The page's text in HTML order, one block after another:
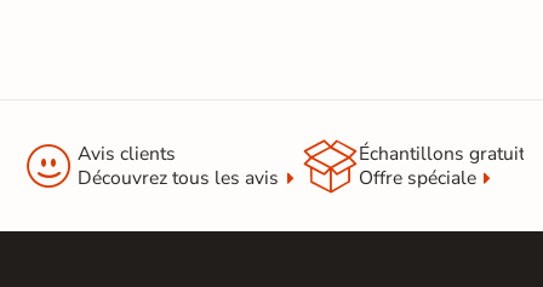
 Avis clients
Découvrez tous les avis
Échantillons gratuit
Offre spéciale